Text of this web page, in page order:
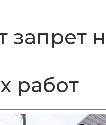
запрет
работ